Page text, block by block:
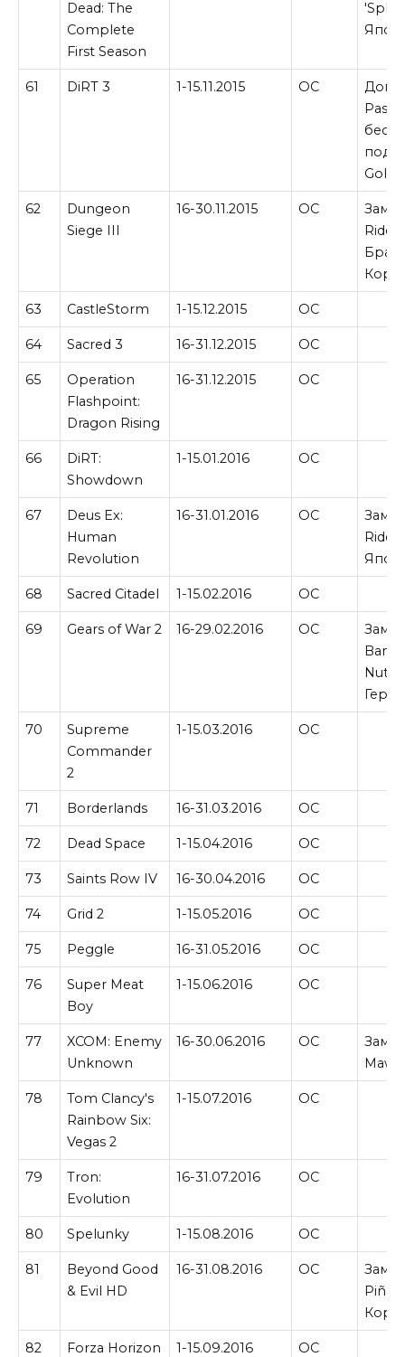
Dead: The
Complete
First Season
61 DiRT 3 1-15.11.2015 ОС
Pass
Gold.
62
Dungeon
Siege III
16-30.11.2015 ОС
Ride
63 CastleStorm 1-15.12.2015 ОС
64 Sacred 3 16-31.12.2015 ОС
65
Operation
Flashpoint:
Dragon Rising
16-31.12.2015 ОС
66
DiRT:
Showdown
1-15.01.2016 ОС
67
Deus Ex:
Human
Revolution
16-31.01.2016 ОС
Ride
68 Sacred Citadel 1-15.02.2016 ОС
69 Gears of War 2 16-29.02.2016 ОС
Nuts
70
Supreme
Commander
2
1-15.03.2016 ОС
71 Borderlands 16-31.03.2016 ОС
72 Dead Space 1-15.04.2016 ОС
73 Saints Row IV 16-30.04.2016 ОС
74 Grid 2 1-15.05.2016 ОС
75 Peggle 16-31.05.2016 ОС
76
Super Meat
Boy
1-15.06.2016 ОС
77
XCOM: Enemy
Unknown
16-30.06.2016 ОС
Maw
78
Tom Clancy's
Rainbow Six:
Vegas 2
1-15.07.2016 ОС
79
Tron:
Evolution
16-31.07.2016 ОС
80 Spelunky 1-15.08.2016 ОС
81
Beyond Good
& Evil HD
16-31.08.2016 ОС
82 Forza Horizon 1-15.09.2016 ОС